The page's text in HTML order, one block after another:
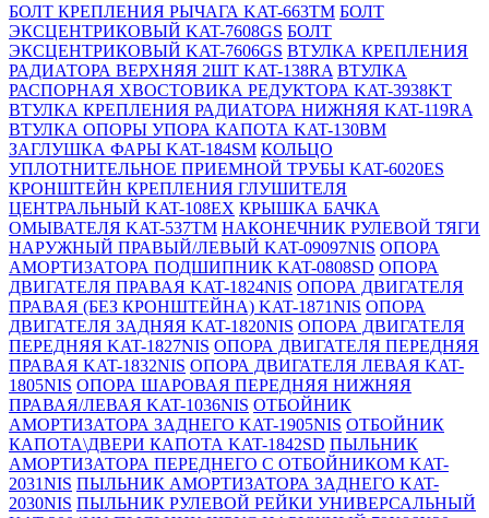
БОЛТ КРЕПЛЕНИЯ РЫЧАГА KAT-663TM БОЛТ
ЭКСЦЕНТРИКОВЫЙ KAT-7608GS БОЛТ
ЭКСЦЕНТРИКОВЫЙ KAT-7606GS ВТУЛКА КРЕПЛЕНИЯ
РАДИАТОРА ВЕРХНЯЯ 2ШТ KAT-138RA ВТУЛКА
РАСПОРНАЯ ХВОСТОВИКА РЕДУКТОРА KAT-3938KT
ВТУЛКА КРЕПЛЕНИЯ РАДИАТОРА НИЖНЯЯ KAT-119RA
ВТУЛКА ОПОРЫ УПОРА КАПОТА KAT-130BM
ЗАГЛУШКА ФАРЫ KAT-184SM КОЛЬЦО
УПЛОТНИТЕЛЬНОЕ ПРИЕМНОЙ ТРУБЫ KAT-6020ES
КРОНШТЕЙН КРЕПЛЕНИЯ ГЛУШИТЕЛЯ
ЦЕНТРАЛЬНЫЙ KAT-108EX КРЫШКА БАЧКА
ОМЫВАТЕЛЯ KAT-537TM НАКОНЕЧНИК РУЛЕВОЙ ТЯГИ
НАРУЖНЫЙ ПРАВЫЙ/ЛЕВЫЙ KAT-09097NIS ОПОРА
АМОРТИЗАТОРА ПОДШИПНИК KAT-0808SD ОПОРА
ДВИГАТЕЛЯ ПРАВАЯ KAT-1824NIS ОПОРА ДВИГАТЕЛЯ
ПРАВАЯ (БЕЗ КРОНШТЕЙНА) KAT-1871NIS ОПОРА
ДВИГАТЕЛЯ ЗАДНЯЯ KAT-1820NIS ОПОРА ДВИГАТЕЛЯ
ПЕРЕДНЯЯ KAT-1827NIS ОПОРА ДВИГАТЕЛЯ ПЕРЕДНЯЯ
ПРАВАЯ KAT-1832NIS ОПОРА ДВИГАТЕЛЯ ЛЕВАЯ KAT-
1805NIS ОПОРА ШАРОВАЯ ПЕРЕДНЯЯ НИЖНЯЯ
ПРАВАЯ/ЛЕВАЯ KAT-1036NIS ОТБОЙНИК
АМОРТИЗАТОРА ЗАДНЕГО KAT-1905NIS ОТБОЙНИК
КАПОТА\ДВЕРИ КАПОТА KAT-1842SD ПЫЛЬНИК
АМОРТИЗАТОРА ПЕРЕДНЕГО С ОТБОЙНИКОМ KAT-
2031NIS ПЫЛЬНИК АМОРТИЗАТОРА ЗАДНЕГО KAT-
2030NIS ПЫЛЬНИК РУЛЕВОЙ РЕЙКИ УНИВЕРСАЛЬНЫЙ